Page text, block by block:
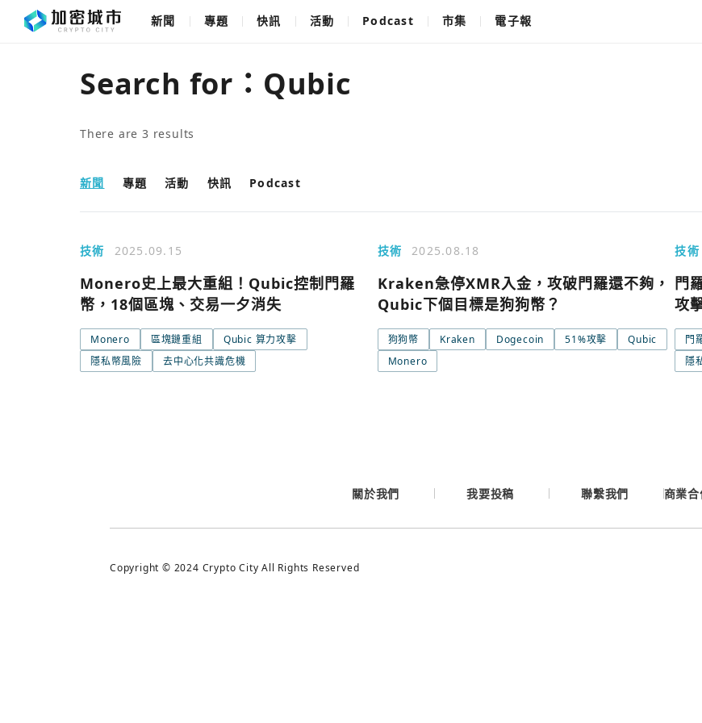
新聞 專題 快訊 活動 Podcast 市集 電子報
Search for： Qubic
There are 3 results
新聞 專題 活動 快訊 Podcast
技術 2025.09.15
Monero史上最大重組！Qubic控制門羅
幣，18個區塊、交易一夕消失
Monero 區塊鏈重組
Qubic 算力攻擊
隱私幣風險
去中心化共識危機
技術 2025.08.18
Kraken急停XMR入金，攻破門羅還不夠，
Qubic下個目標是狗狗幣？
狗狗幣 Kraken Dogecoin 51%攻擊
Qubic
Monero
技術
門
攻
門
隱
使用以
Email
您已閒置5分鐘，請點擊關閉按鈕或空白處，
關於我們 我要投稿 聯繫我們 商業合
Copyright © 2024 Crypto City All Rights Reserved